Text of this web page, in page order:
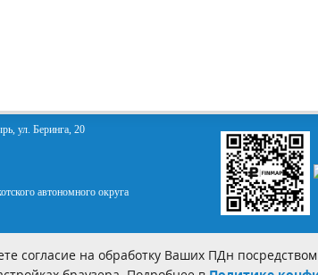
ул. Беринга, 20
автономного округа
согласие на обработку Ваших ПДн